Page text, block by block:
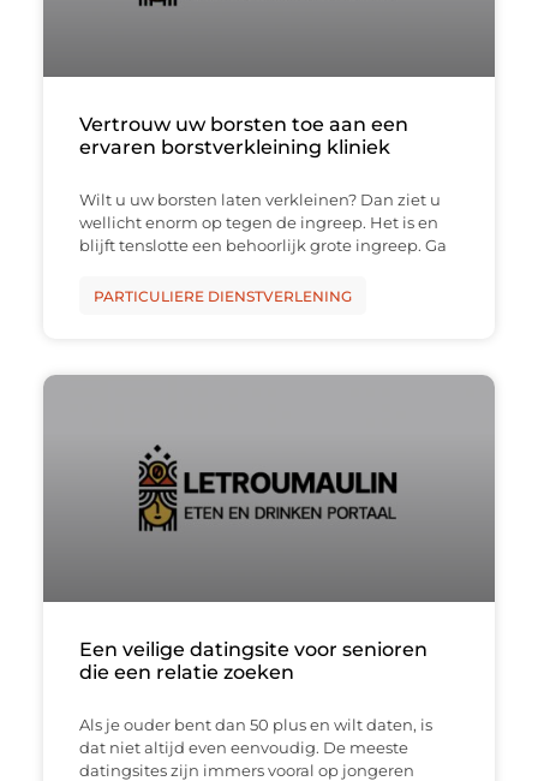
Vertrouw uw borsten toe aan een
ervaren borstverkleining kliniek
Wilt u uw borsten laten verkleinen? Dan ziet u
wellicht enorm op tegen de ingreep. Het is en
blijft tenslotte een behoorlijk grote ingreep. Ga
PARTICULIERE DIENSTVERLENING
Een veilige datingsite voor senioren
die een relatie zoeken
Als je ouder bent dan 50 plus en wilt daten, is
dat niet altijd even eenvoudig. De meeste
datingsites zijn immers vooral op jongeren